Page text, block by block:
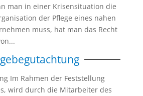
man in einer Krisensituation die
der Pflege eines nahen
muss, hat man das Recht
Im Rahmen der Feststellung
wird durch die Mitarbeiter des